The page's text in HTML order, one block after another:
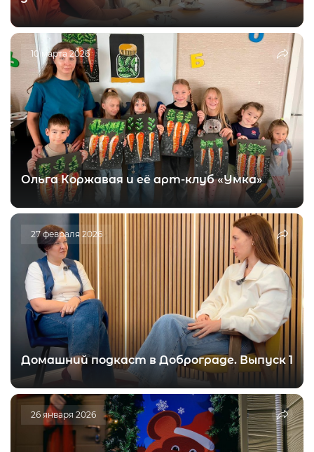
10 марта 2026
Ольга Коржавая и её арт-клуб «Умка»
27 февраля 2026
Домашний подкаст в Доброграде. Выпуск 1
26 января 2026